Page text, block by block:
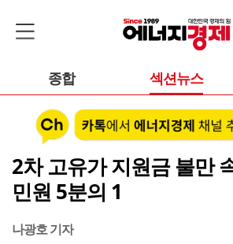
종합 섹션뉴스
2차 고유가 지원금 불만
민원 5분의 1
나광호 기자